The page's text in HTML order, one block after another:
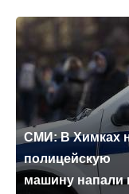
СМИ: В Химках
полицейскую
машину напали